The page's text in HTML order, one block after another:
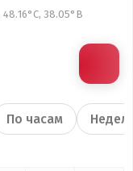
38.05°В
По часам